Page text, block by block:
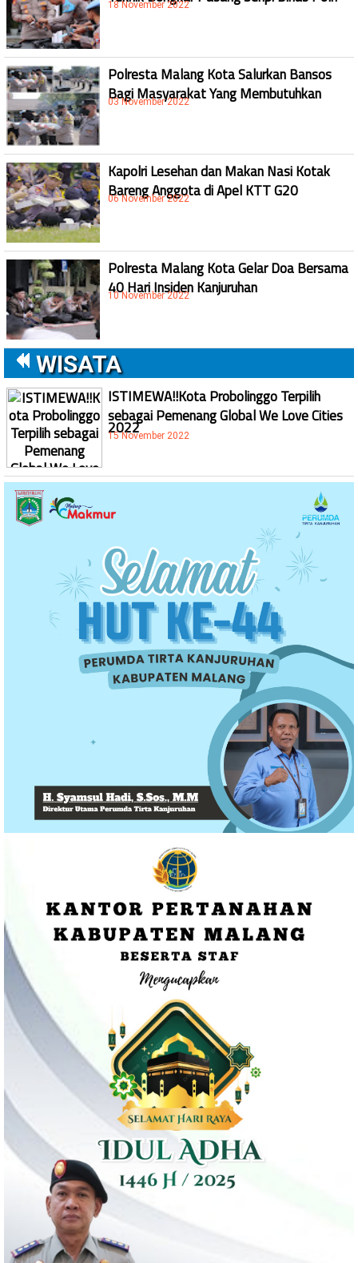
18 November 2022
Polresta Malang Kota Salurkan Bansos
Bagi Masyarakat Yang Membutuhkan
03 November 2022
Kapolri Lesehan dan Makan Nasi Kotak
Bareng Anggota di Apel KTT G20
06 November 2022
Polresta Malang Kota Gelar Doa Bersama
40 Hari Insiden Kanjuruhan
10 November 2022
WISATA
ISTIMEWA!!Kota Probolinggo Terpilih
sebagai Pemenang Global We Love Cities
2022
15 November 2022